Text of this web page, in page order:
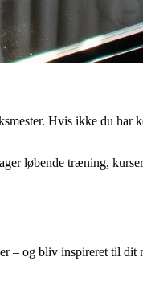
Hvis ikke du
løbende træning,
– og bliv inspireret til dit